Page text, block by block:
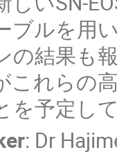
ブルを用
の結果も
これらの
を予定して
: Dr